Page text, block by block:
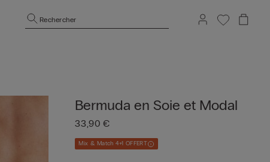
Rechercher
Bermuda en Soie et Modal
33,90 €
Mix & Match 4+1 OFFERT